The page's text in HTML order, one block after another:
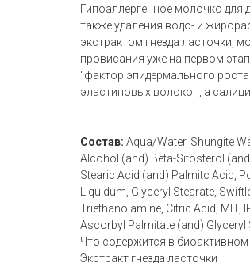
Гипоаллергенное молочко для
также удаления водо- и
экстрактом гнезда ласточки,
провисания уже на первом
"фактор эпидермального
эластиновых волокон, а
Состав: Aqua/Water, Shungite
Alcohol (and) Beta-Sitosterol
Stearic Acid (and) Palmitc Acid,
Liquidum, Glyceryl Stearate,
Triethanolamine, Citric Acid, MIT,
Ascorbyl Palmitate (and) Glyceryl
Что содержится в биоактивном
Экстракт гнезда ласточки